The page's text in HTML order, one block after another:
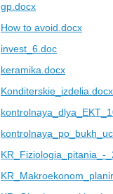
gp.docx
How to avoid.docx
invest_6.doc
keramika.docx
Konditerskie_izdelia.docx
KR_Fiziologia_pitania_-